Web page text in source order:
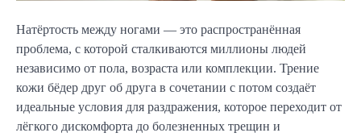
Натёртость между ногами — это распространённая
проблема, с которой сталкиваются миллионы людей
независимо от пола, возраста или комплекции. Трение
кожи бёдер друг об друга в сочетании с потом создаёт
идеальные условия для раздражения, которое переходит от
лёгкого дискомфорта до болезненных трещин и